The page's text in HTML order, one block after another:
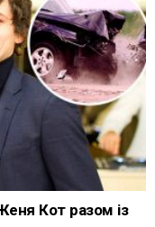
Кот разом із